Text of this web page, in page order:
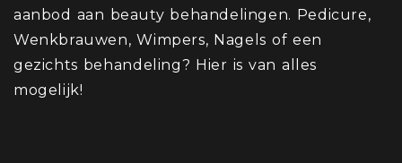
aanbod aan beauty behandelingen. Pedicure,
Wenkbrauwen, Wimpers, Nagels of een
gezichts behandeling? Hier is van alles
mogelijk!